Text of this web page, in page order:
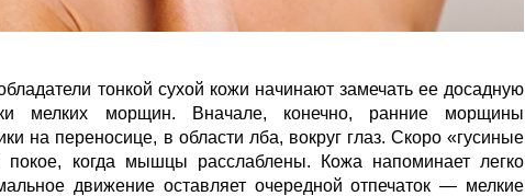
тонкой сухой кожи начинают замечать ее досадную
мелких морщин. Вначале, конечно, ранние морщины
на переносице, в области лба, вокруг глаз. Скоро «гусиные
покое, когда мышцы расслаблены. Кожа напоминает легко
движение оставляет очередной отпечаток — мелкие